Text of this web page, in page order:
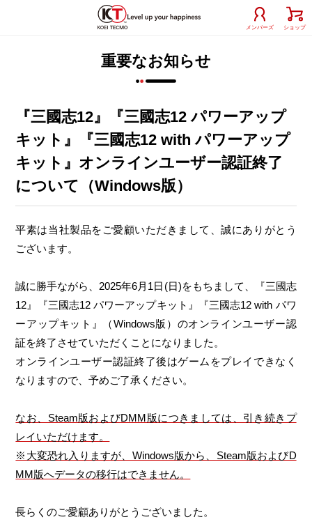
メンバーズ ショップ
重要なお知らせ
『三國志12』『三國志12 パワーアップ
キット』『三國志12 with パワーアップ
キット』オンラインユーザー認証終了
について（Windows版）
平素は当社製品をご愛顧いただきまして、誠にありがとう
ございます。
誠に勝手ながら、2025年6月1日(日)をもちまして、『三國志
12』『三國志12 パワーアップキット』『三國志12 with パワ
ーアップキット』（Windows版）のオンラインユーザー認
証を終了させていただくことになりました。
オンラインユーザー認証終了後はゲームをプレイできなく
なりますので、予めご了承ください。
なお、Steam版およびDMM版につきましては、引き続きプ
レイいただけます。
※大変恐れ入りますが、Windows版から、Steam版およびD
MM版へデータの移行はできません。
長らくのご愛顧ありがとうございました。